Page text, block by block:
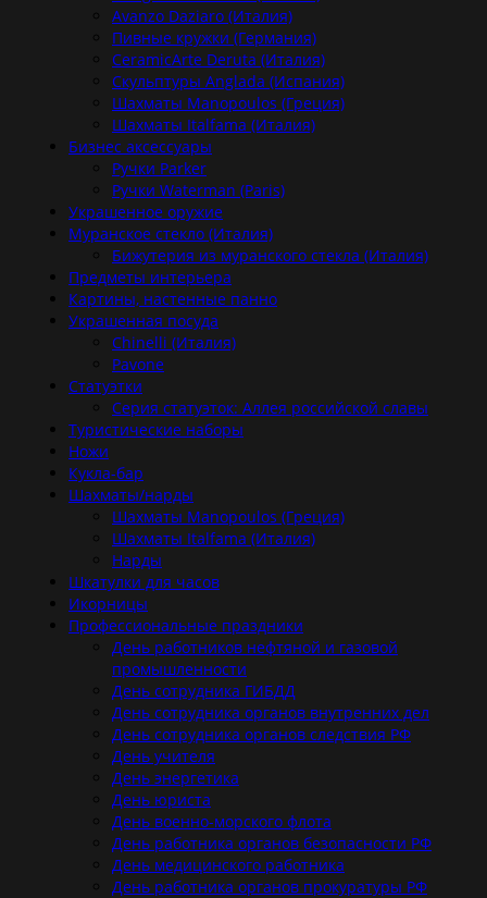
Avanzo Daziaro (Италия)
Пивные кружки (Германия)
CeramicArte Deruta (Италия)
Скульптуры Anglada (Испания)
Шахматы Manopoulos (Греция)
Шахматы Italfama (Италия)
Бизнес аксессуары
Ручки Parker
Ручки Waterman (Paris)
Украшенное оружие
Муранское стекло (Италия)
Бижутерия из муранского стекла (Италия)
Предметы интерьера
Картины, настенные панно
Украшенная посуда
Chinelli (Италия)
Pavone
Статуэтки
Серия статуэток: Аллея российской славы
Туристические наборы
Ножи
Кукла-бар
Шахматы/нарды
Шахматы Manopoulos (Греция)
Шахматы Italfama (Италия)
Нарды
Шкатулки для часов
Икорницы
Профессиональные праздники
День работников нефтяной и газовой
промышленности
День сотрудника ГИБДД
День сотрудника органов внутренних дел
День сотрудника органов следствия РФ
День учителя
День энергетика
День юриста
День военно-морского флота
День работника органов безопасности РФ
День медицинского работника
День работника органов прокуратуры РФ